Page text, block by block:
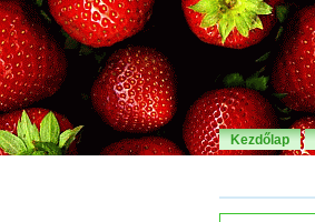
Kezdőlap